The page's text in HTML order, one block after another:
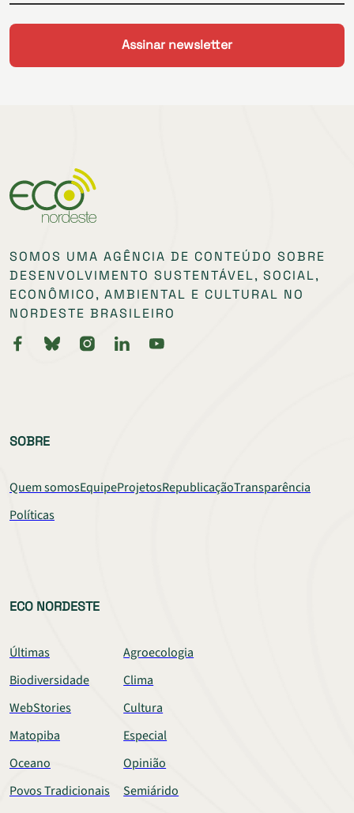
SOMOS UMA AGÊNCIA DE CONTEÚDO SOBRE
DESENVOLVIMENTO SUSTENTÁVEL, SOCIAL,
ECONÔMICO, AMBIENTAL E CULTURAL NO
NORDESTE BRASILEIRO
SOBRE
Quem somosEquipeProjetosRepublicaçãoTransparência
Políticas
ECO NORDESTE
Últimas
Agroecologia
Biodiversidade
Clima
WebStories
Cultura
Matopiba
Especial
Oceano
Opinião
Povos Tradicionais
Semiárido